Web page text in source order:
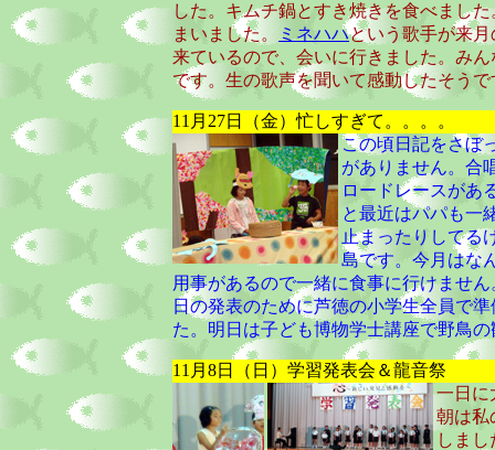
した。キムチ鍋とすき焼きを食べまし
まいました。
ミネハハという歌手が来
来ているので、会いに行きました。み
です。生の歌声を聞いて感動したそうで
11月27日（金）忙しすぎて。。。。
この頃日記をさぼ
がありません。合
ロードレースがあ
と最近はパパも一
止まったりしてる
島です。今月はな
用事があるので一緒に食事に行けませ
日の発表のために芦徳の小学生全員で
た。明日は子ども博物学士講座で野鳥
11月8日（日）学習発表会＆龍音祭
一日に
朝は私
しま